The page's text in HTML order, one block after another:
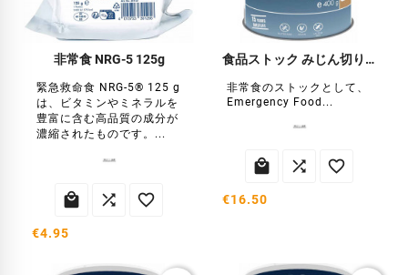
非常食 NRG-5 125g
緊急救命食 NRG-5® 125 g
は、ビタミンやミネラルを
豊富に含む高品質の成分が
濃縮されたものです。...
  
€4.95
食品ストック みじん切りニンジン
非常食のストックとして、
Emergency Food...
  
€16.50